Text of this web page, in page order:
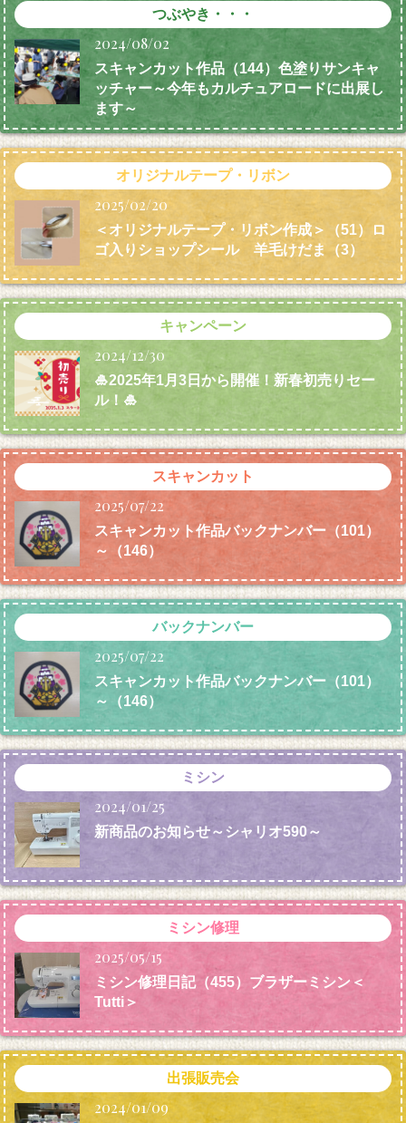
つぶやき・・・
2024/08/02
スキャンカット作品（144）色塗りサンキャ
ッチャー～今年もカルチュアロードに出展し
ます～
オリジナルテープ・リボン
2025/02/20
＜オリジナルテープ・リボン作成＞（51）ロ
ゴ入りショップシール 羊毛けだま （3）
キャンペーン
2024/12/30
🎍2025年1月3日から開催！新春初売りセー
ル！🎍
スキャンカット
2025/07/22
スキャンカット作品バックナンバー（101）
～（146）
バックナンバー
2025/07/22
スキャンカット作品バックナンバー（101）
～（146）
ミシン
2024/01/25
新商品のお知らせ～シャリオ590～
ミシン修理
2025/05/15
ミシン修理日記（455）ブラザーミシン＜
Tutti＞
出張販売会
2024/01/09